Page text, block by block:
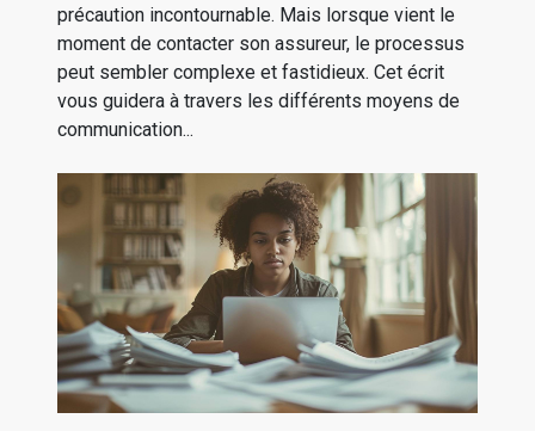
précaution incontournable. Mais lorsque vient le
moment de contacter son assureur, le processus
peut sembler complexe et fastidieux. Cet écrit
vous guidera à travers les différents moyens de
communication...